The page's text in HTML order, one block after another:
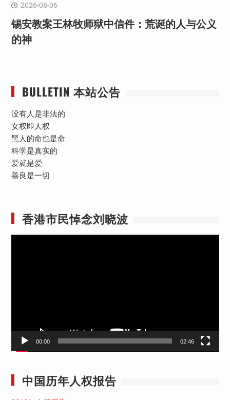
2026-08-06
锡安教案王林牧师狱中信件：荒诞的人与公义
的神
BULLETIN 本站公告
没有人是非法的
女权即人权
黑人的命也是命
科学是真实的
爱就是爱
善良是一切
香港市民悼念刘晓波
00:00 02:46
中国历年人权报告